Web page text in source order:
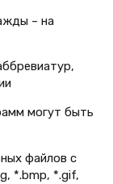
– на
могут быть
файлов с
*.bmp, *.gif,